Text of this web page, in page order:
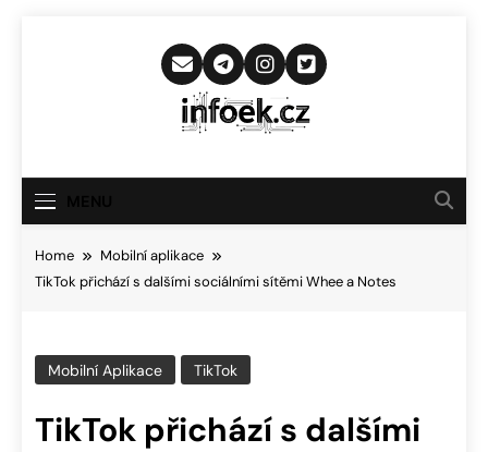
Infoek.cz
Novinkám
Home
Mobilní aplikace
TikTok přichází s dalšími sociálními sítěmi Whee a Notes
Mobilní Aplikace TikTok
TikTok přichází s dalšími